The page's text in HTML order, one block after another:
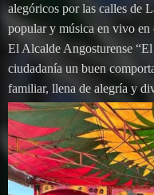
alegóricos por las calles de
popular y música en vivo en
El Alcalde Angosturense
ciudadanía un buen
familiar, llena de alegría y